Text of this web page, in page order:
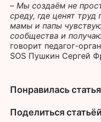
– Мы создаём не
среду, где ценят
мамы и папы
сообщества и
говорит педагог-
SOS Пушкин Сергей
Понравилась
Поделиться статьёй